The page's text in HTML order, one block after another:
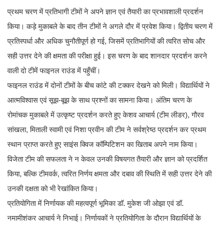
प्रथम चरण में प्रतिभागी टीमों ने अपने ज्ञान एवं तैयारी का प्रभावशाली प्रदर्शन
किया। कड़े मुकाबले के बाद तीन टीमों ने अगले दौर में प्रवेश किया। द्वितीय चरण में
प्रतिस्पर्धा और अधिक चुनौतीपूर्ण हो गई, जिसमें प्रतिभागियों की त्वरित सोच और
सही उत्तर देने की क्षमता की परीक्षा हुई। इस चरण के बाद शानदार प्रदर्शन करने
वाली दो टीमें फाइनल राउंड में पहुँचीं।
फाइनल राउंड में दोनों टीमों के बीच कांटे की टक्कर देखने को मिली। विद्यार्थियों ने
आत्मविश्वास एवं सूझ-बूझ के साथ प्रश्नों का सामना किया। अंतिम चरण के
रोमांचक मुकाबले में उत्कृष्ट प्रदर्शन करते हुए केशव आचार्य (टीम लीडर), गौरव
सांखला, मिताली स्वामी एवं निशा प्रवीन की टीम ने सर्वश्रेष्ठ प्रदर्शन कर प्रथम
स्थान प्राप्त करते हुए साइंस क्विज कॉम्पिटिशन का खिताब अपने नाम किया।
विजेता टीम की सफलता ने न केवल उनकी विषयगत तैयारी और ज्ञान को प्रदर्शित
किया, बल्कि टीमवर्क, त्वरित निर्णय क्षमता और दबाव की स्थिति में सही उत्तर देने की
उनकी दक्षता को भी रेखांकित किया।
प्रतियोगिता में निर्णायक की महत्वपूर्ण भूमिका डॉ. मुकेश जी ओझा एवं डॉ.
नमामीशंकर आचार्य ने निभाई। निर्णायकों ने प्रतियोगिता के दौरान विद्यार्थियों के